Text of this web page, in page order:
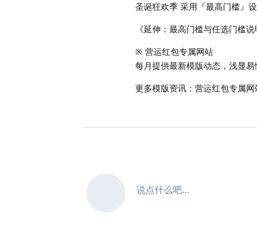
圣诞狂欢季 采用『最高门槛』
《延伸：最高门槛与任选门槛说
※ 营运红包专属网站
每月提供最新模版动态，浅显
更多模版资讯：营运红包专属网
说点什么吧...